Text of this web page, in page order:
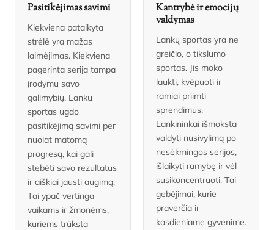
Pasitikėjimas savimi
Kiekviena pataikyta
strėlė yra mažas
laimėjimas. Kiekviena
pagerinta serija tampa
įrodymu savo
galimybių. Lankų
sportas ugdo
pasitikėjimą savimi per
nuolat matomą
progresą, kai gali
stebėti savo rezultatus
ir aiškiai jausti augimą.
Tai ypač vertinga
vaikams ir žmonėms,
kuriems trūksta
Kantrybė ir emocijų
valdymas
Lankų sportas yra ne
greičio, o tikslumo
sportas. Jis moko
laukti, kvėpuoti ir
ramiai priimti
sprendimus.
Lankininkai išmoksta
valdyti nusivylimą po
nesėkmingos serijos,
išlaikyti ramybę ir vėl
susikoncentruoti. Tai
gebėjimai, kurie
praverčia ir
kasdieniame gyvenime.